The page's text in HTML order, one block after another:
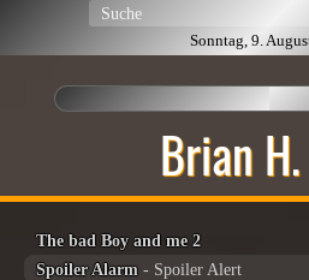
Sonntag, 9.
Brian
The bad Boy and me 2
Spoiler Alarm - Spoiler Alert